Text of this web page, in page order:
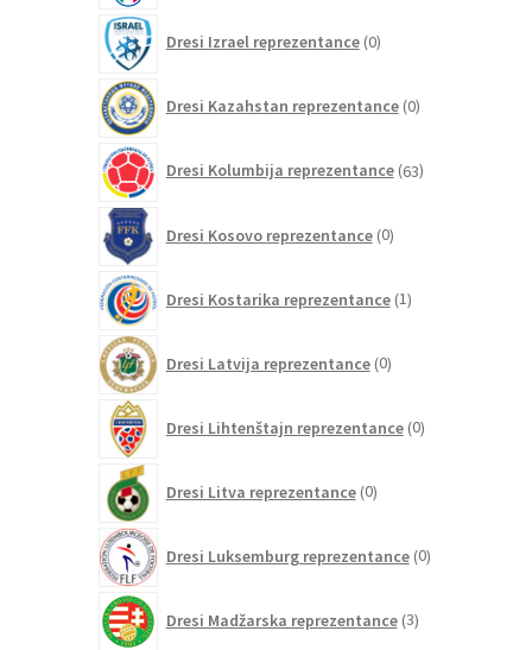
Dresi Izrael reprezentance 0izdelkov
Dresi Kazahstan reprezentance 0izdelkov
Dresi Kolumbija reprezentance 63izdelkov
Dresi Kosovo reprezentance 0izdelkov
Dresi Kostarika reprezentance 1izdelek
Dresi Latvija reprezentance 0izdelkov
Dresi Lihtenštajn reprezentance 0izdelkov
Dresi Litva reprezentance 0izdelkov
Dresi Luksemburg reprezentance 0izdelkov
Dresi Madžarska reprezentance 3izdelki